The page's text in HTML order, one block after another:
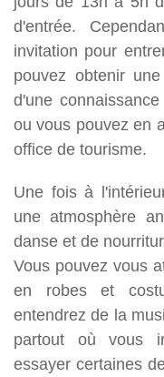
d'entrée.
invitation pour
pouvez obtenir
d'une
ou vous pouvez en
office de tourisme.
Une fois à
une atmosphère
danse et de
Vous pouvez vous
en robes et
entendrez de la
partout où vous
essayer certaines